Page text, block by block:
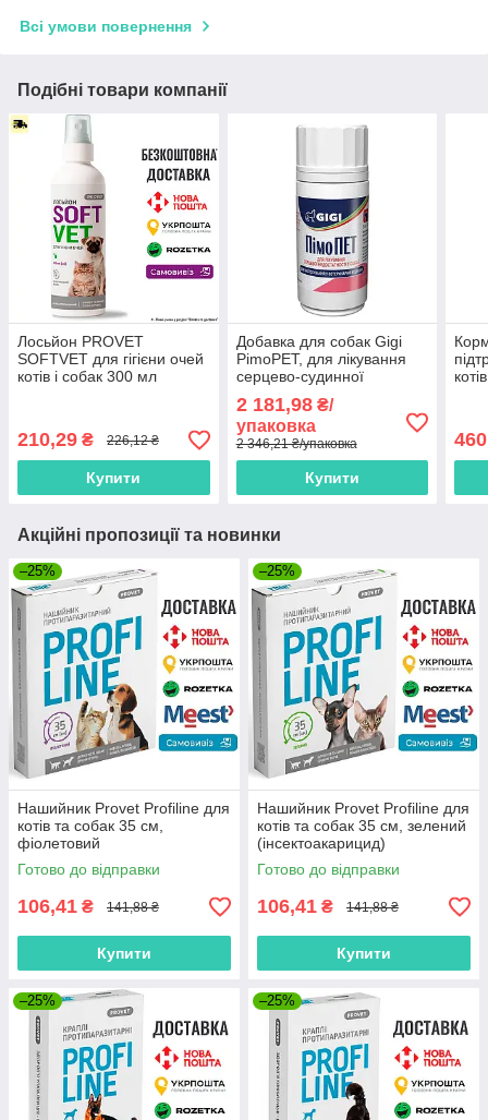
Всі умови повернення
Подібні товари компанії
Лосьйон PROVET
SOFTVET для гігієни очей
котів і собак 300 мл
210,29 ₴ 226,12 ₴
Купити
Добавка для собак Gigi
PimoPET, для лікування
серцево-судинної
недостатності 5 мг 100 шт
2 181,98₴/
упаковка
2 346,21 ₴/упаковка
Купити
Акційні пропозиції та новинки
–25%
Нашийник Provet Profiline для
котів та собак 35 см,
фіолетовий
(інсектоакарицид)
Готово до відправки
106,41 ₴ 141,88 ₴
Купити
–25%
Нашийник Provet Profiline для
котів та собак 35 см, зелений
(інсектоакарицид)
Готово до відправки
106,41 ₴ 141,88 ₴
Купити
–25% –25%